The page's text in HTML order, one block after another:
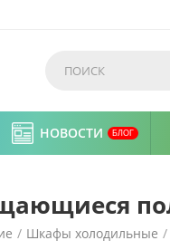
НОВОСТИ БЛОГ
/ Шкафы холодильные /